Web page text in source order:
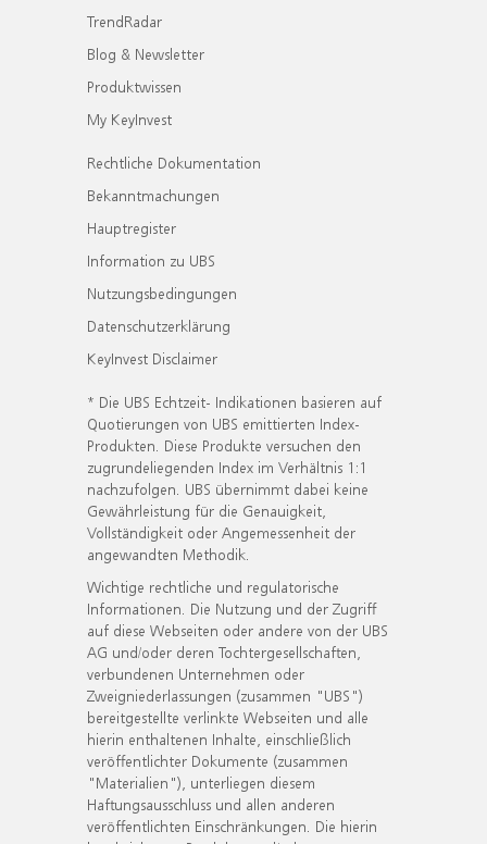
TrendRadar
Blog & Newsletter
Produktwissen
My KeyInvest
Rechtliche Dokumentation
Bekanntmachungen
Hauptregister
Information zu UBS
Nutzungsbedingungen
Datenschutzerklärung
KeyInvest Disclaimer
* Die UBS Echtzeit- Indikationen basieren auf
Quotierungen von UBS emittierten Index-
Produkten. Diese Produkte versuchen den
zugrundeliegenden Index im Verhältnis 1:1
nachzufolgen. UBS übernimmt dabei keine
Gewährleistung für die Genauigkeit,
Vollständigkeit oder Angemessenheit der
angewandten Methodik.
Wichtige rechtliche und regulatorische
Informationen. Die Nutzung und der Zugriff
auf diese Webseiten oder andere von der UBS
AG und/oder deren Tochtergesellschaften,
verbundenen Unternehmen oder
Zweigniederlassungen (zusammen "UBS")
bereitgestellte verlinkte Webseiten und alle
hierin enthaltenen Inhalte, einschließlich
veröffentlichter Dokumente (zusammen
"Materialien"), unterliegen diesem
Haftungsausschluss und allen anderen
veröffentlichten Einschränkungen. Die hierin